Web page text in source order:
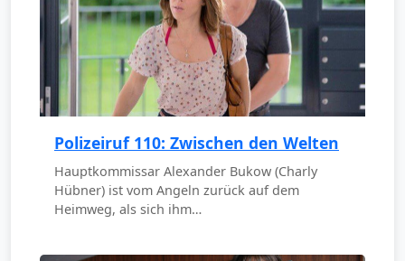
Polizeiruf 110: Zwischen den Welten
Hauptkommissar Alexander Bukow (Charly
Hübner) ist vom Angeln zurück auf dem
Heimweg, als sich ihm…